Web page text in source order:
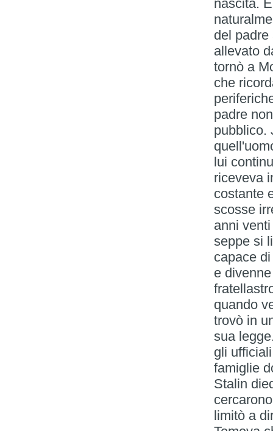
nascita.
del
allevato
tornò a
che
padre
pubblico.
lui
riceveva
costante
scosse
anni
seppe si
capace
e
quando
trovò in
sua
gli
famiglie
Stalin
limitò a